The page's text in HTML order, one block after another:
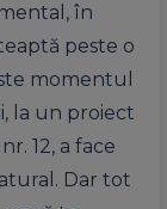
în
peste o
momentul
la un proiect
12, a face
Dar tot